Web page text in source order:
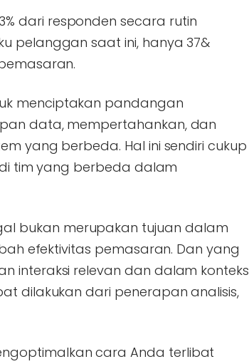
dari responden secara rutin
pelanggan saat ini, hanya 37&
menciptakan pandangan
data, mempertahankan, dan
yang berbeda. Hal ini sendiri cukup
tim yang berbeda dalam
bukan merupakan tujuan dalam
efektivitas pemasaran. Dan yang
interaksi relevan dan dalam konteks
dilakukan dari penerapan analisis,
cara Anda terlibat